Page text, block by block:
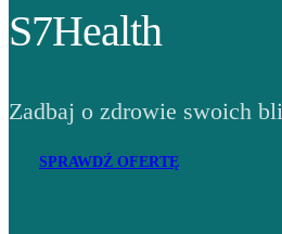
S7Health
Zadbaj o zdrowie swoich
SPRAWDŹ OFERTĘ